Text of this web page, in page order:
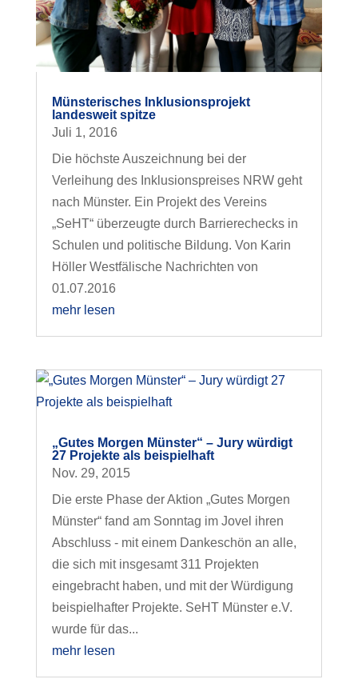
Münsterisches Inklusionsprojekt
landesweit spitze
Juli 1, 2016
Die höchste Auszeichnung bei der
Verleihung des Inklusionspreises NRW geht
nach Münster. Ein Projekt des Vereins
„SeHT“ überzeugte durch Barrierechecks in
Schulen und politische Bildung. Von Karin
Höller Westfälische Nachrichten von
01.07.2016
mehr lesen
„Gutes Morgen Münster“ – Jury würdigt
27 Projekte als beispielhaft
Nov. 29, 2015
Die erste Phase der Aktion „Gutes Morgen
Münster“ fand am Sonntag im Jovel ihren
Abschluss - mit einem Dankeschön an alle,
die sich mit insgesamt 311 Projekten
eingebracht haben, und mit der Würdigung
beispielhafter Projekte. SeHT Münster e.V.
wurde für das...
mehr lesen